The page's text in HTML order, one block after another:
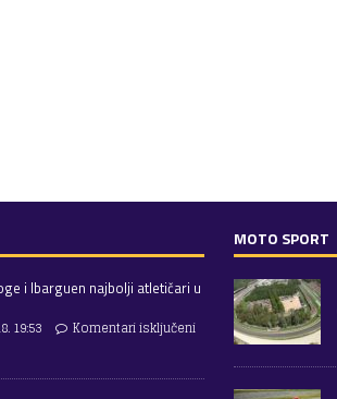
i Ibarguen najbolji atletičari u
19:53
Komentari isključeni
MOTO SPORT